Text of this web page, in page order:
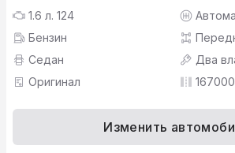
1.6 л. 124
Бензин
Седан
Два
Оригинал
Изменить